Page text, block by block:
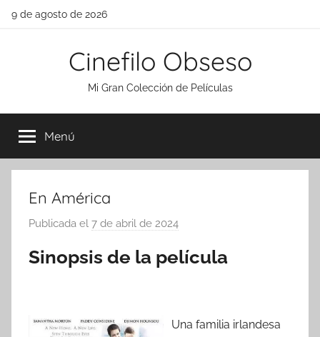
Saltar
9 de agosto de 2026
Cinefilo Obseso
Mi Gran Colección de Películas
Menú
En América
Publicada el 7 de abril de 2024
r
Sinopsis de la película
Una familia irlandesa